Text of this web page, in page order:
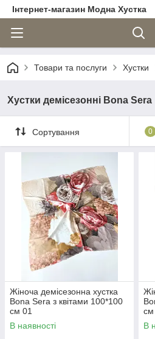
Інтернет-магазин Модна Хустка
Товари та послуги Хустки
Хустки демісезонні Bona Sera
Сортування 0
Жіноча демісезонна хустка
Bona Sera з квітами 100*100
см 01
В наявності
см
В